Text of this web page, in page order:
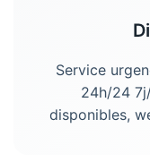
Service
24h/24
disponibles,